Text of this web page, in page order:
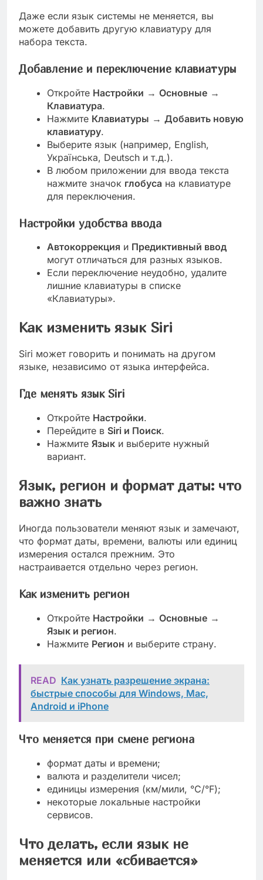
Даже если язык системы не меняется, вы
можете добавить другую клавиатуру для
набора текста.
Добавление и переключение клавиатуры
Откройте Настройки → Основные →
Клавиатура.
Нажмите Клавиатуры → Добавить новую
клавиатуру.
Выберите язык (например, English,
Українська, Deutsch и т.д.).
В любом приложении для ввода текста
нажмите значок глобуса на клавиатуре
для переключения.
Настройки удобства ввода
Автокоррекция и Предиктивный ввод
могут отличаться для разных языков.
Если переключение неудобно, удалите
лишние клавиатуры в списке
«Клавиатуры».
Как изменить язык Siri
Siri может говорить и понимать на другом
языке, независимо от языка интерфейса.
Где менять язык Siri
Откройте Настройки.
Перейдите в Siri и Поиск.
Нажмите Язык и выберите нужный
вариант.
Язык, регион и формат даты: что
важно знать
Иногда пользователи меняют язык и замечают,
что формат даты, времени, валюты или единиц
измерения остался прежним. Это
настраивается отдельно через регион.
Как изменить регион
Откройте Настройки → Основные →
Язык и регион.
Нажмите Регион и выберите страну.
READ Как узнать разрешение экрана:
быстрые способы для Windows, Mac,
Android и iPhone
Что меняется при смене региона
формат даты и времени;
валюта и разделители чисел;
единицы измерения (км/мили, °C/°F);
некоторые локальные настройки
сервисов.
Что делать, если язык не
меняется или «сбивается»